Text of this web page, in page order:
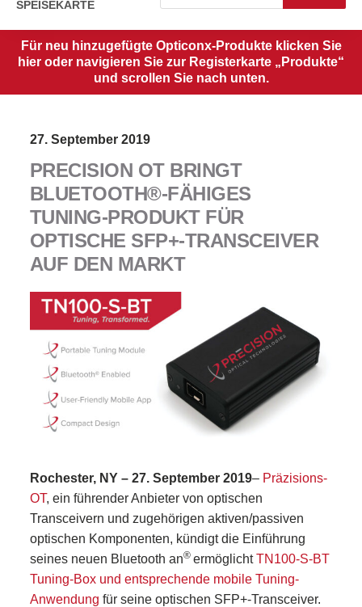
SPEISEKARTE
Für neu hinzugefügte Opticonx-Produkte klicken Sie
hier oder navigieren Sie zur Registerkarte „Produkte“
und scrollen Sie nach unten.
27. September 2019
PRECISION OT BRINGT
BLUETOOTH®-FÄHIGES
TUNING-PRODUKT FÜR
OPTISCHE SFP+-TRANSCEIVER
AUF DEN MARKT
Rochester, NY – 27. September 2019– Präzisions-
OT, ein führender Anbieter von optischen
Transceivern und zugehörigen aktiven/passiven
optischen Komponenten, kündigt die Einführung
seines neuen Bluetooth an® ermöglichtTN100-S-BT
Tuning-Box und entsprechende mobile Tuning-
Anwendung für seine optischen SFP+-Transceiver.